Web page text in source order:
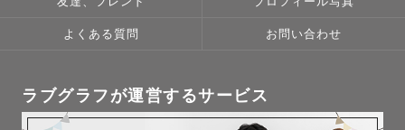
よくある質問 お問い合わせ
ラブグラフが運営するサービス